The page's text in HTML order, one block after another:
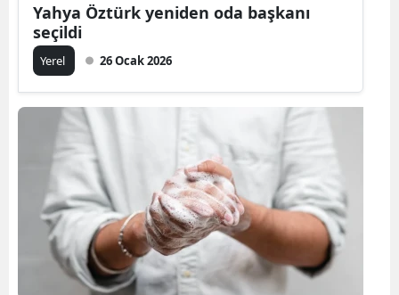
Yahya Öztürk yeniden oda başkanı
seçildi
Yerel 26 Ocak 2026